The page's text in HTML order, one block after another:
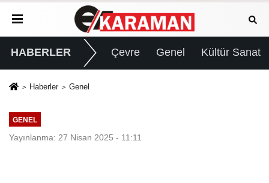
HABERLER Çevre Genel Kültür Sanat
Haberler Genel
GENEL
Yayınlanma: 27 Nisan 2025 - 11:11